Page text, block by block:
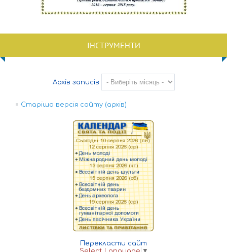
ІНСТРУМЕНТИ
Архів записів
Старіша версія сайту (архів)
Перекласти сайт